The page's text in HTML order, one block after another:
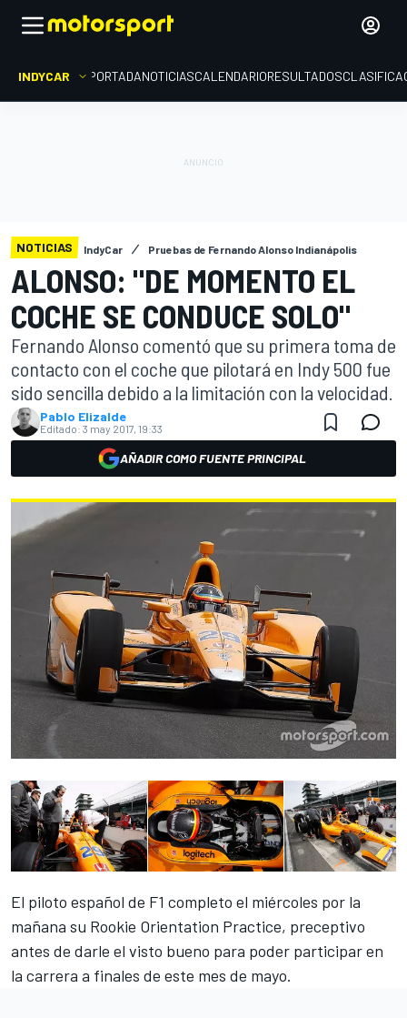
INDYCAR PORTADANOTICIASCALENDARIORESULTADOS
NOTICIAS IndyCar Pruebas de Fernando Alonso Indianápolis
ALONSO: "DE MOMENTO EL
COCHE SE CONDUCE SOLO"
Fernando Alonso comentó que su primera toma de
contacto con el coche que pilotará en Indy 500 fue
sido sencilla debido a la limitación con la velocidad.
Pablo Elizalde
Editado: 3 may 2017, 19:33
AÑADIR COMO FUENTE PRINCIPAL
El piloto español de F1 completo el miércoles por la
mañana su Rookie Orientation Practice, preceptivo
antes de darle el visto bueno para poder participar en
la carrera a finales de este mes de mayo.